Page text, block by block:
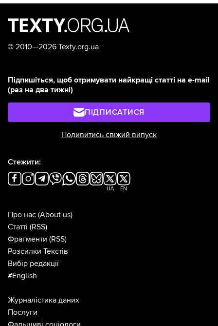
© 2010—2026 Texty.org.ua
Підпишіться, щоб отримувати найкращі статті на e-mail
(раз на два тижні)
ПІДПИСАТИСЯ
Подивитись свіжий випуск
Стежити:
UA EN
Про нас (About us)
Статті (RSS)
Фрагменти (RSS)
Розсилки Текстів
Вибір редакції
#English
Журналістика даних
Послуги